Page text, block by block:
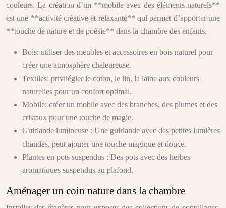
couleurs. La création d’un **mobile avec des éléments naturels**
est une **activité créative et relaxante** qui permet d’apporter une
**touche de nature et de poésie** dans la chambre des enfants.
Bois: utiliser des meubles et accessoires en bois naturel pour
créer une atmosphère chaleureuse.
Textiles: privilégier le coton, le lin, la laine aux couleurs
naturelles pour un confort optimal.
Mobile: créer un mobile avec des branches, des plumes et des
cristaux pour une touche de magie.
Guirlande lumineuse : Une guirlande avec des petites lumières
chaudes, peut ajouter une touche magique et douce.
Plantes en pots suspendus : Des pots avec des herbes
aromatiques suspendus au plafond.
Aménager un coin nature dans la chambre